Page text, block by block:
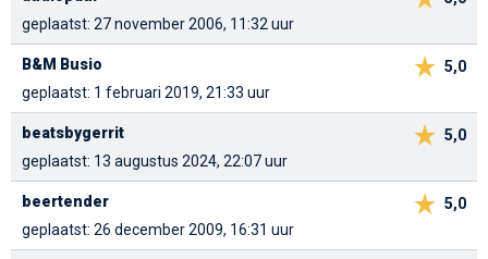
geplaatst: 27 november 2006, 11:32 uur
5,0
B&M Busio
geplaatst: 1 februari 2019, 21:33 uur
5,0
beatsbygerrit
geplaatst: 13 augustus 2024, 22:07 uur
5,0
beertender
geplaatst: 26 december 2009, 16:31 uur